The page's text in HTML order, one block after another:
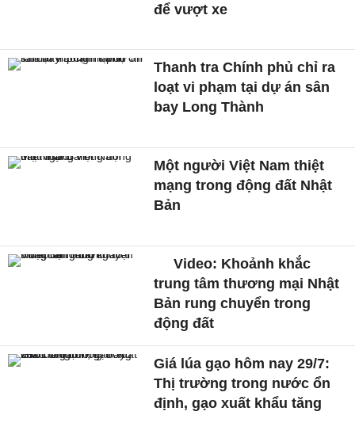
để vượt xe
Thanh tra Chính phủ chỉ ra
loạt vi phạm tại dự án sân
bay Long Thành
Một người Việt Nam thiệt
mạng trong động đất Nhật
Bản
Video: Khoảnh khắc
trung tâm thương mại Nhật
Bản rung chuyển trong
động đất
Giá lúa gạo hôm nay 29/7:
Thị trường trong nước ổn
định, gạo xuất khẩu tăng